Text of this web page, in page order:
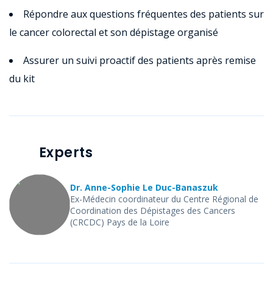
Répondre aux questions fréquentes des patients sur
le cancer colorectal et son dépistage organisé
Assurer un suivi proactif des patients après remise
du kit
Experts
Dr. Anne-Sophie Le Duc-Banaszuk
Ex-Médecin coordinateur du Centre Régional de
Coordination des Dépistages des Cancers
(CRCDC) Pays de la Loire